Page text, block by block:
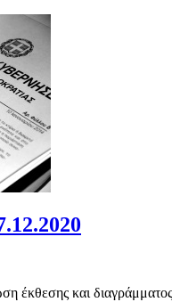
έκθεσης και διαγράμματος